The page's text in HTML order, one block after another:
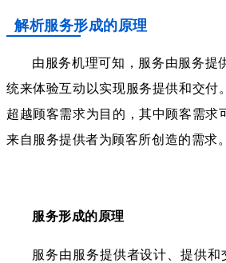
解析服务形成的原理
由服务机理可知，服务由服务提
统来体验互动以实现服务提供和交付
超越顾客需求为目的，其中顾客需求
来自服务提供者为顾客所创造的需求。
服务形成的原理
服务由服务提供者设计、提供